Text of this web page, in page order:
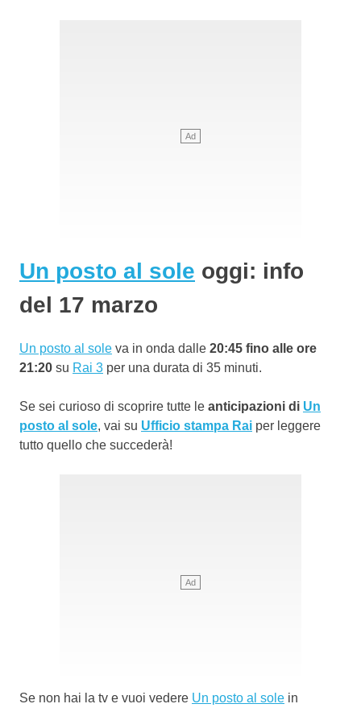
Un posto al sole oggi: info
del 17 marzo
Un posto al sole va in onda dalle 20:45 fino alle ore
21:20 su Rai 3 per una durata di 35 minuti.
Se sei curioso di scoprire tutte le anticipazioni di Un
posto al sole, vai su Ufficio stampa Rai per leggere
tutto quello che succederà!
Se non hai la tv e vuoi vedere Un posto al sole in